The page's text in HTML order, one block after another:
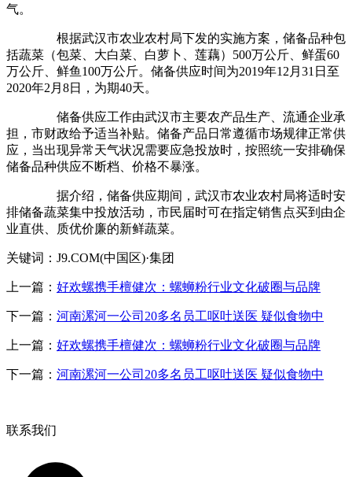
气。
根据武汉市农业农村局下发的实施方案，储备品种包
括蔬菜（包菜、大白菜、白萝卜、莲藕）500万公斤、鲜蛋60
万公斤、鲜鱼100万公斤。储备供应时间为2019年12月31日至
2020年2月8日，为期40天。
储备供应工作由武汉市主要农产品生产、流通企业承
担，市财政给予适当补贴。储备产品日常遵循市场规律正常供
应，当出现异常天气状况需要应急投放时，按照统一安排确保
储备品种供应不断档、价格不暴涨。
据介绍，储备供应期间，武汉市农业农村局将适时安
排储备蔬菜集中投放活动，市民届时可在指定销售点买到由企
业直供、质优价廉的新鲜蔬菜。
关键词：J9.COM(中国区)·集团
上一篇： 好欢螺携手檀健次：螺蛳粉行业文化破圈与品牌
下一篇： 河南漯河一公司20多名员工呕吐送医 疑似食物中
上一篇： 好欢螺携手檀健次：螺蛳粉行业文化破圈与品牌
下一篇： 河南漯河一公司20多名员工呕吐送医 疑似食物中
联系我们